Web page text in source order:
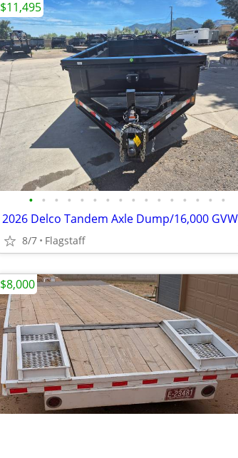
• • • • • • • • • • • • • • • •
8/7 Flagstaff
$11,495
$8,000